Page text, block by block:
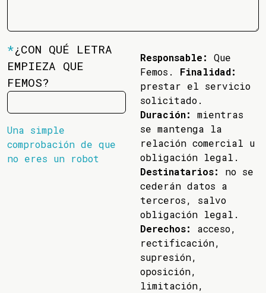
*¿CON QUÉ LETRA
EMPIEZA QUE
FEMOS?
Una simple
comprobación de que
no eres un robot
Responsable:
Que
Femos. Finalidad:
prestar el servicio
solicitado.
Duración:
mientras
se mantenga la
relación comercial u
obligación legal.
Destinatarios:
no se
cederán datos a
terceros, salvo
obligación legal.
Derechos:
acceso,
rectificación,
supresión,
oposición,
limitación,